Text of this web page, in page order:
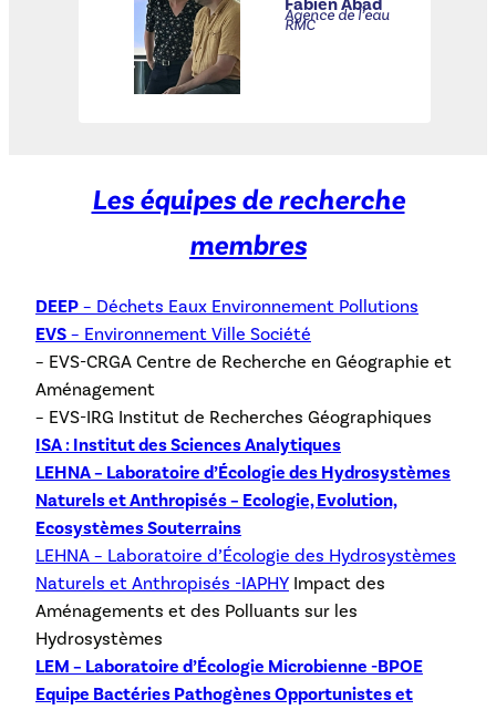
Fabien Abad
Agence de l’eau
RMC
Les équipes de recherche
membres
DEEP – Déchets Eaux Environnement Pollutions
EVS – Environnement Ville Société
– EVS-CRGA Centre de Recherche en Géographie et
Aménagement
– EVS-IRG Institut de Recherches Géographiques
ISA : Institut des Sciences Analytiques
LEHNA – Laboratoire d’Écologie des Hydrosystèmes
Naturels et Anthropisés – Ecologie, Evolution,
Ecosystèmes Souterrains
LEHNA – Laboratoire d’Écologie des Hydrosystèmes
Naturels et Anthropisés -IAPHY Impact des
Aménagements et des Polluants sur les
Hydrosystèmes
LEM – Laboratoire d’Écologie Microbienne -BPOE
Equipe Bactéries Pathogènes Opportunistes et